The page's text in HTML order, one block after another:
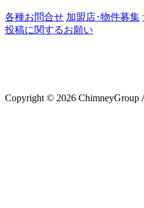
各種お問合せ 加盟店･物件募集
投稿に関するお願い
Copyright © 2026 ChimneyGroup